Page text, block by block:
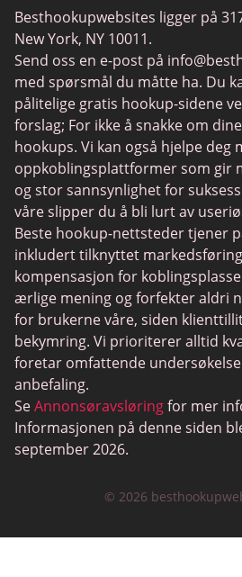
Together2Night
MyLOL
Swingtowns
Instabang
Besthookupwebsites ligger på
New York, NY 10011.
Send oss en e-post på
med spørsmål du måtte ha. Du
pålitelige gratis hookup-sidene
forslag; For ikke å snakke om
hookups. Vi kan også hjelpe deg
oppkoblingsplattformer som gir
og stor sannsynlighet for
våre slipper du å bli lurt av
Beste hookup-nettsteder tjener
inkludert tilknyttet
kompensasjon for
ærlige mening og forfekter aldri
for brukerne våre, siden
bekymring. Vi prioriterer alltid
foretar omfattende
anbefaling.
SeAnnonsøravsløringfor mer
Informasjonen på denne siden
september 2026.
© 2026